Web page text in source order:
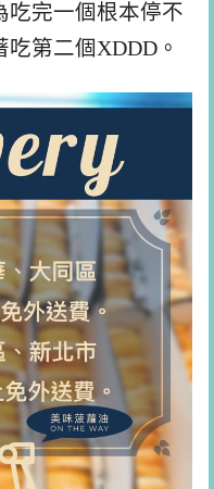
吃完一個根本停不
第二個XDDD。